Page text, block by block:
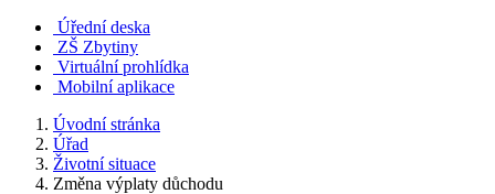
Úřední deska
ZŠ Zbytiny
Virtuální prohlídka
Mobilní aplikace
Úvodní stránka
Úřad
Životní situace
Změna výplaty důchodu